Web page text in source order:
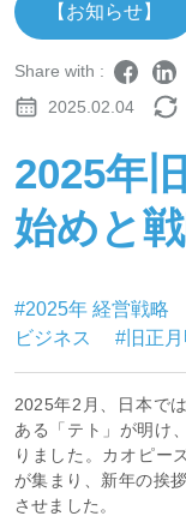
【お知らせ】
Share with :
2025.02.04
2025年
始めと
#2025年 経営戦略
ビジネス
#旧正
2025年2月、日本で
ある「テト」が明け
りました。カオピー
が集まり、新年の挨
させました。